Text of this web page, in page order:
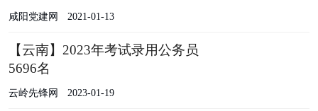
咸阳党建网 2021-01-13
【云南】2023年考试录用公务员
5696名
云岭先锋网 2023-01-19